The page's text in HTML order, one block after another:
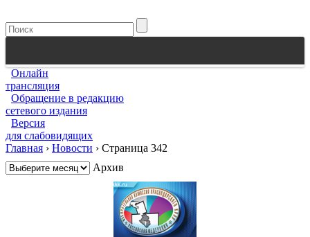
Онлайн
трансляция
Обращение в редакцию
сетевого издания
Версия
для слабовидящих
Главная › Новости › Страница 342
Архив